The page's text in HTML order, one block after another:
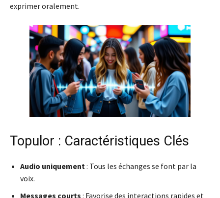
exprimer oralement.
Topulor : Caractéristiques Clés
Audio uniquement: Tous les échanges se font par la
voix.
Messages courts : Favorise des interactions rapides et